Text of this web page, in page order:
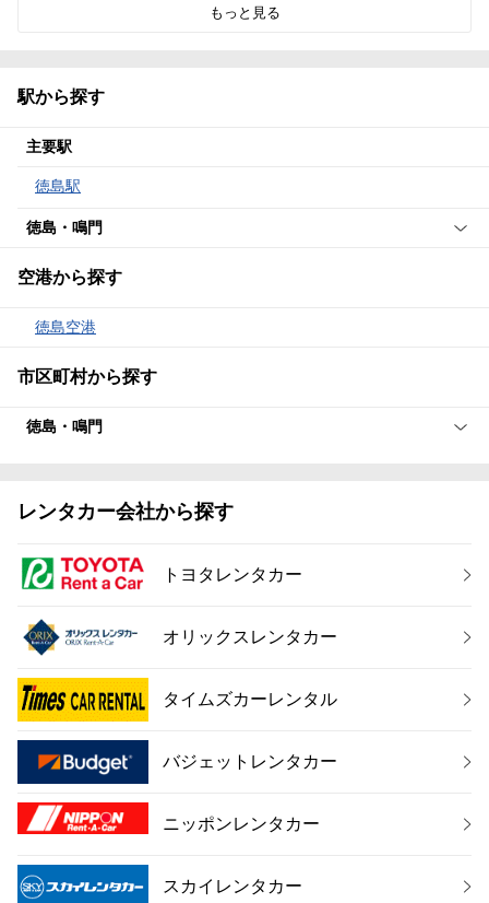
もっと見る
駅から探す
主要駅
徳島駅
徳島・鳴門
空港から探す
徳島空港
市区町村から探す
徳島・鳴門
レンタカー会社から探す
トヨタレンタカー
オリックスレンタカー
タイムズカーレンタル
バジェットレンタカー
ニッポンレンタカー
スカイレンタカー